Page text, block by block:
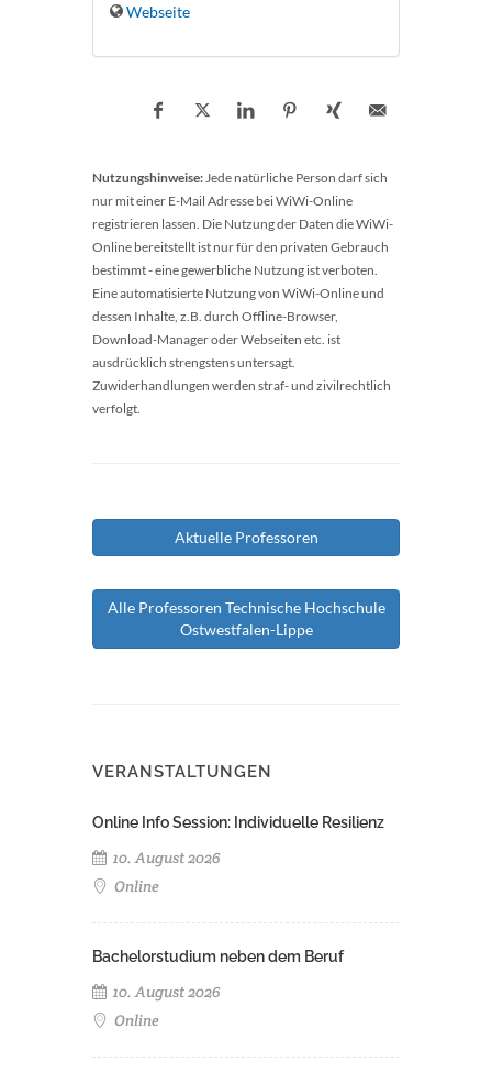
Webseite
Nutzungshinweise:Jede natürliche Person darf sich
nur mit einer E-Mail Adresse bei WiWi-Online
registrieren lassen. Die Nutzung der Daten die WiWi-
Online bereitstellt ist nur für den privaten Gebrauch
bestimmt - eine gewerbliche Nutzung ist verboten.
Eine automatisierte Nutzung von WiWi-Online und
dessen Inhalte, z.B. durch Offline-Browser,
Download-Manager oder Webseiten etc. ist
ausdrücklich strengstens untersagt.
Zuwiderhandlungen werden straf- und zivilrechtlich
verfolgt.
Aktuelle Professoren
Alle Professoren Technische Hochschule
Ostwestfalen-Lippe
VERANSTALTUNGEN
Online Info Session: Individuelle Resilienz
10. August 2026
Online
Bachelorstudium neben dem Beruf
10. August 2026
Online